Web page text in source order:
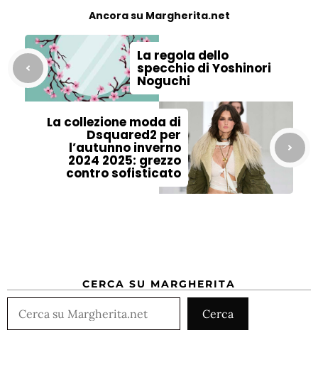
Ancora su Margherita.net
La regola dello
specchio di Yoshinori
Noguchi
La collezione moda di
Dsquared2 per
l’autunno inverno
2024 2025: grezzo
contro sofisticato
CERCA SU MARGHERITA
Cerca